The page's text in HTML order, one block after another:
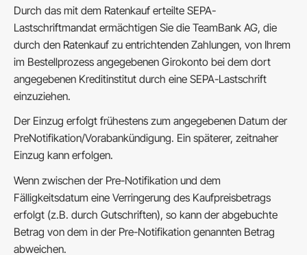
Durch das mit dem Ratenkauf erteilte SEPA-
Lastschriftmandat ermächtigen Sie die TeamBank AG, die
durch den Ratenkauf zu entrichtenden Zahlungen, von Ihrem
im Bestellprozess angegebenen Girokonto bei dem dort
angegebenen Kreditinstitut durch eine SEPA-Lastschrift
einzuziehen.
Der Einzug erfolgt frühestens zum angegebenen Datum der
PreNotifikation/Vorabankündigung. Ein späterer, zeitnaher
Einzug kann erfolgen.
Wenn zwischen der Pre-Notifikation und dem
Fälligkeitsdatum eine Verringerung des Kaufpreisbetrags
erfolgt (z.B. durch Gutschriften), so kann der abgebuchte
Betrag von dem in der Pre-Notifikation genannten Betrag
abweichen.